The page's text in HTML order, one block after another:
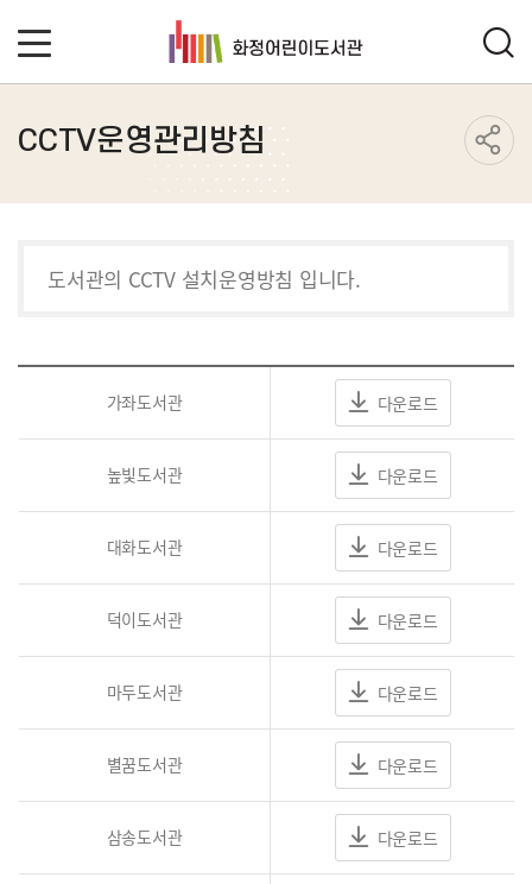
CCTV운영관리방침
도서관의 CCTV 설치운영방침 입니다.
가좌도서관 다운로드
높빛도서관 다운로드
대화도서관 다운로드
덕이도서관 다운로드
마두도서관 다운로드
별꿈도서관 다운로드
삼송도서관 다운로드